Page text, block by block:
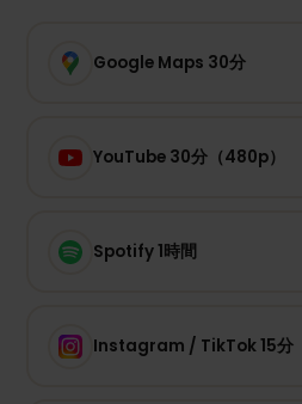
Google Maps 30分
YouTube 30分（480p）
Spotify 1時間
Instagram / TikTok 15分